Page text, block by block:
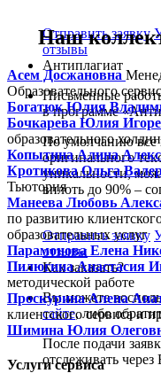
Отправить заявку
отзывы
Антиплагиат
Письменные
в программе
По умолчанию все
оригинального
уникальности,
вплоть до 90% –
Отправить заявку
отзывы
Как заказать?
Вы можете
сайте, либо
После подачи
отслеживать
Наш
Асем Досжановна
Образовательного
Богатюк Юлия
Бочкарева Юлия
образовательного
Копытина Алина
Кротикова Ольга
Тьютория
Манеева Любовь
по развитию
образовательных услуг
Парамонова Елена
Пилюгина Анастасия
методической работе
Проскурина Алена
клиентского сервиса и
Шимина Юлия
Услуги сервиса